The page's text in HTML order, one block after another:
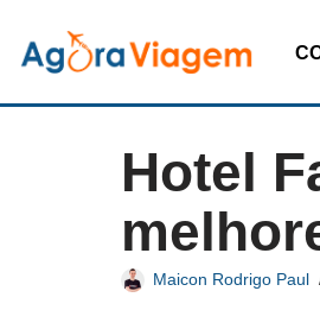
Pular
para
Hotel
Maicon Rodrigo Paul